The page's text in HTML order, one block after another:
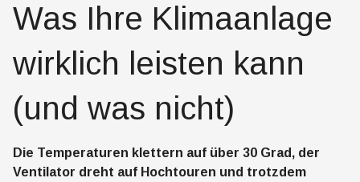
Was Ihre Klimaanlage
wirklich leisten kann
(und was nicht)
Die Temperaturen klettern auf über 30 Grad, der
Ventilator dreht auf Hochtouren und trotzdem